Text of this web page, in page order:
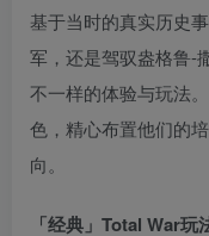
基于当时的真实历史
军，还是驾驭盎格鲁-
不一样的体验与玩法
色，精心布置他们的
向。
「经典」Total War玩